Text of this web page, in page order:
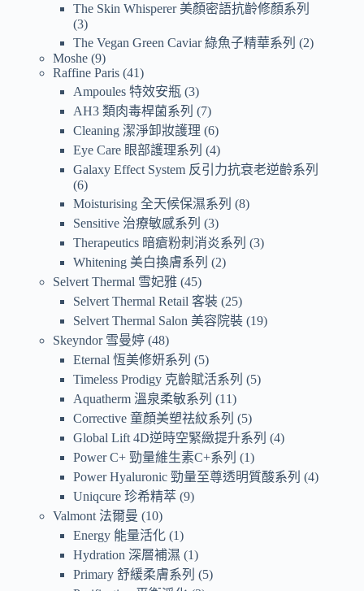
The Skin Whisperer 美顏密語抗齡修顏系列
3
The Vegan Green Caviar 綠魚子精華系列
2
Moshe 9
Raffine Paris 41
Ampoules 特效安瓶 3
AH3 類肉毒桿菌系列
7
Cleaning 潔淨卸妝護理 6
Eye Care 眼部護理系列
4
Galaxy Effect System 反引力抗衰老逆齡系列
6
Moisturising 全天候保濕系列
8
Sensitive 治療敏感系列
3
Therapeutics 暗瘡粉刺消炎系列
3
Whitening 美白換膚系列
2
Selvert Thermal 雪妃雅 45
Selvert Thermal Retail 客裝 25
Selvert Thermal Salon 美容院裝 19
Skeyndor 雪曼婷 48
Eternal 恆美修妍系列
5
Timeless Prodigy 克齡賦活系列
5
Aquatherm 溫泉柔敏系列
11
Corrective 童顏美塑祛紋系列
5
Global Lift 4D逆時空緊緻提升系列
4
Power C+ 勁量維生素C+系列
1
Power Hyaluronic 勁量至尊透明質酸系列
4
Uniqcure 珍希精萃 9
Valmont 法爾曼
10
Energy 能量活化 1
Hydration 深層補濕
1
Primary 舒緩柔膚系列
5